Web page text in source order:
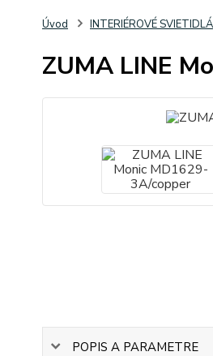
Úvod INTERIÉROVÉ SVIETIDLÁ
ZUMA LINE
POPIS A PARAMETRE